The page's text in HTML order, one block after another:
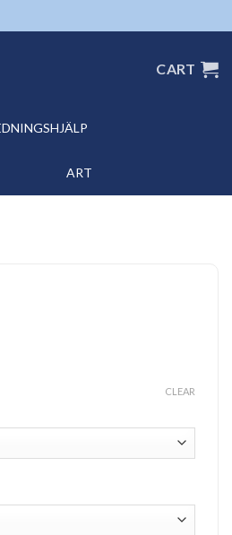
CART
ART
CLEAR